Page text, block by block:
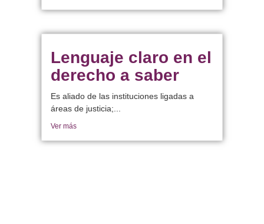
Lenguaje claro en el
derecho a saber
Es aliado de las instituciones ligadas a
áreas de justicia;...
Ver más